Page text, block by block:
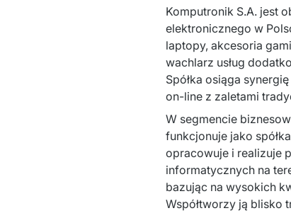
Komputronik S.A. jest
elektronicznego w
laptopy, akcesoria
wachlarz usług
Spółka osiąga
on-line z zaletami
W segmencie
funkcjonuje jako
opracowuje i realizuje
informatycznych na
bazując na wysokich
Współtworzy ją blisko